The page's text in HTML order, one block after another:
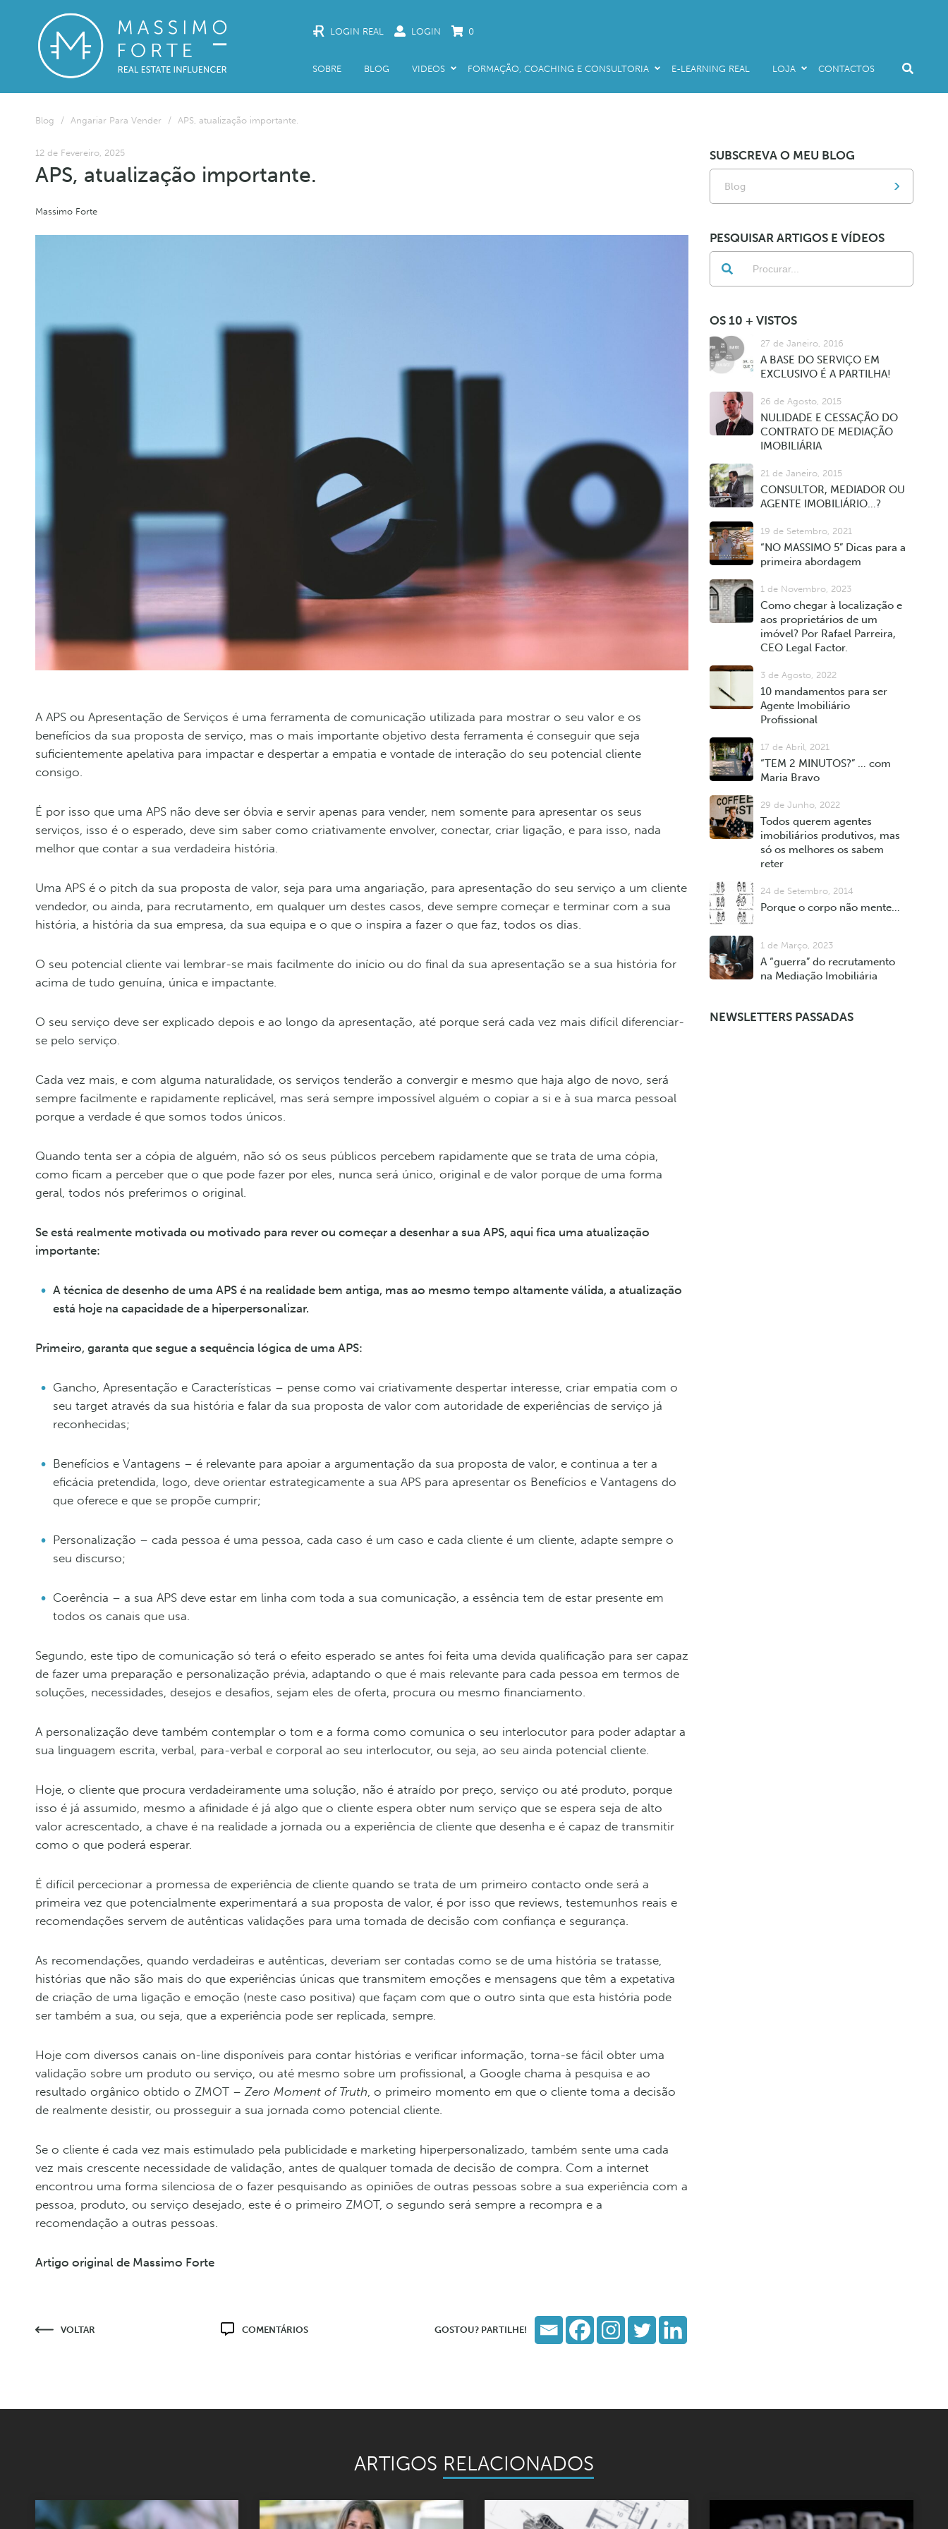
LOGIN REAL LOGIN 0
SOBRE BLOG VIDEOS
De Pessoas Para Pessoas
FORMAÇÃO, COACHING E CONSULTORIA
Formação e Treino
E-LEARNING REAL LOJA
Livros
Promo Packs
CONTACTOS
Blog / Angariar Para Vender / APS, atualização importante.
12 de Fevereiro, 2025
APS, atualização importante.
Massimo Forte
A APS ou Apresentação de Serviços é uma ferramenta de comunicação utilizada para mostrar o seu valor e os
benefícios da sua proposta de serviço, mas o mais importante objetivo desta ferramenta é conseguir que seja
suficientemente apelativa para impactar e despertar a empatia e vontade de interação do seu potencial cliente
consigo.
É por isso que uma APS não deve ser óbvia e servir apenas para vender, nem somente para apresentar os seus
serviços, isso é o esperado, deve sim saber como criativamente envolver, conectar, criar ligação, e para isso, nada
melhor que contar a sua verdadeira história.
Uma APS é o pitch da sua proposta de valor, seja para uma angariação, para apresentação do seu serviço a um cliente
vendedor, ou ainda, para recrutamento, em qualquer um destes casos, deve sempre começar e terminar com a sua
história, a história da sua empresa, da sua equipa e o que o inspira a fazer o que faz, todos os dias.
O seu potencial cliente vai lembrar-se mais facilmente do início ou do final da sua apresentação se a sua história for
acima de tudo genuína, única e impactante.
O seu serviço deve ser explicado depois e ao longo da apresentação, até porque será cada vez mais difícil diferenciar-
se pelo serviço.
Cada vez mais, e com alguma naturalidade, os serviços tenderão a convergir e mesmo que haja algo de novo, será
sempre facilmente e rapidamente replicável, mas será sempre impossível alguém o copiar a si e à sua marca pessoal
porque a verdade é que somos todos únicos.
Quando tenta ser a cópia de alguém, não só os seus públicos percebem rapidamente que se trata de uma cópia,
como ficam a perceber que o que pode fazer por eles, nunca será único, original e de valor porque de uma forma
geral, todos nós preferimos o original.
Se está realmente motivada ou motivado para rever ou começar a desenhar a sua APS, aqui fica uma atualização
importante:
A técnica de desenho de uma APS é na realidade bem antiga, mas ao mesmo tempo altamente válida, a atualização
está hoje na capacidade de a hiperpersonalizar.
Primeiro, garanta que segue a sequência lógica de uma APS:
Gancho, Apresentação e Características – pense como vai criativamente despertar interesse, criar empatia com o
seu target através da sua história e falar da sua proposta de valor com autoridade de experiências de serviço já
reconhecidas;
Benefícios e Vantagens – é relevante para apoiar a argumentação da sua proposta de valor, e continua a ter a
eficácia pretendida, logo, deve orientar estrategicamente a sua APS para apresentar os Benefícios e Vantagens do
que oferece e que se propõe cumprir;
Personalização – cada pessoa é uma pessoa, cada caso é um caso e cada cliente é um cliente, adapte sempre o
seu discurso;
Coerência – a sua APS deve estar em linha com toda a sua comunicação, a essência tem de estar presente em
todos os canais que usa.
Segundo, este tipo de comunicação só terá o efeito esperado se antes foi feita uma devida qualificação para ser capaz
de fazer uma preparação e personalização prévia, adaptando o que é mais relevante para cada pessoa em termos de
soluções, necessidades, desejos e desafios, sejam eles de oferta, procura ou mesmo financiamento.
A personalização deve também contemplar o tom e a forma como comunica o seu interlocutor para poder adaptar a
sua linguagem escrita, verbal, para-verbal e corporal ao seu interlocutor, ou seja, ao seu ainda potencial cliente.
Hoje, o cliente que procura verdadeiramente uma solução, não é atraído por preço, serviço ou até produto, porque
isso é já assumido, mesmo a afinidade é já algo que o cliente espera obter num serviço que se espera seja de alto
valor acrescentado, a chave é na realidade a jornada ou a experiência de cliente que desenha e é capaz de transmitir
como o que poderá esperar.
É difícil percecionar a promessa de experiência de cliente quando se trata de um primeiro contacto onde será a
primeira vez que potencialmente experimentará a sua proposta de valor, é por isso que reviews, testemunhos reais e
recomendações servem de autênticas validações para uma tomada de decisão com confiança e segurança.
As recomendações, quando verdadeiras e autênticas, deveriam ser contadas como se de uma história se tratasse,
histórias que não são mais do que experiências únicas que transmitem emoções e mensagens que têm a expetativa
de criação de uma ligação e emoção (neste caso positiva) que façam com que o outro sinta que esta história pode
ser também a sua, ou seja, que a experiência pode ser replicada, sempre.
Hoje com diversos canais on-line disponíveis para contar histórias e verificar informação, torna-se fácil obter uma
validação sobre um produto ou serviço, ou até mesmo sobre um profissional, a Google chama à pesquisa e ao
resultado orgânico obtido o ZMOT –Zero Moment of Truth, o primeiro momento em que o cliente toma a decisão
de realmente desistir, ou prosseguir a sua jornada como potencial cliente.
Se o cliente é cada vez mais estimulado pela publicidade e marketing hiperpersonalizado, também sente uma cada
vez mais crescente necessidade de validação, antes de qualquer tomada de decisão de compra. Com a internet
encontrou uma forma silenciosa de o fazer pesquisando as opiniões de outras pessoas sobre a sua experiência com a
pessoa, produto, ou serviço desejado, este é o primeiro ZMOT, o segundo será sempre a recompra e a
recomendação a outras pessoas.
Artigo original de Massimo Forte
VOLTAR COMENTÁRIOS GOSTOU? PARTILHE!
SUBSCREVA O MEU BLOG
Blog
PESQUISAR ARTIGOS E VÍDEOS
OS 10 + VISTOS
27 de Janeiro, 2016
A BASE DO SERVIÇO EM
EXCLUSIVO É A PARTILHA!
26 de Agosto, 2015
NULIDADE E CESSAÇÃO DO
CONTRATO DE MEDIAÇÃO
IMOBILIÁRIA
21 de Janeiro, 2015
CONSULTOR, MEDIADOR OU
AGENTE IMOBILIÁRIO…?
19 de Setembro, 2021
“NO MASSIMO 5” Dicas para a
primeira abordagem
1 de Novembro, 2023
Como chegar à localização e
aos proprietários de um
imóvel? Por Rafael Parreira,
CEO Legal Factor.
3 de Agosto, 2022
10 mandamentos para ser
Agente Imobiliário
Profissional
17 de Abril, 2021
“TEM 2 MINUTOS?” … com
Maria Bravo
29 de Junho, 2022
Todos querem agentes
imobiliários produtivos, mas
só os melhores os sabem
reter
24 de Setembro, 2014
Porque o corpo não mente…
1 de Março, 2023
A “guerra” do recrutamento
na Mediação Imobiliária
NEWSLETTERS PASSADAS
ARTIGOS RELACIONADOS